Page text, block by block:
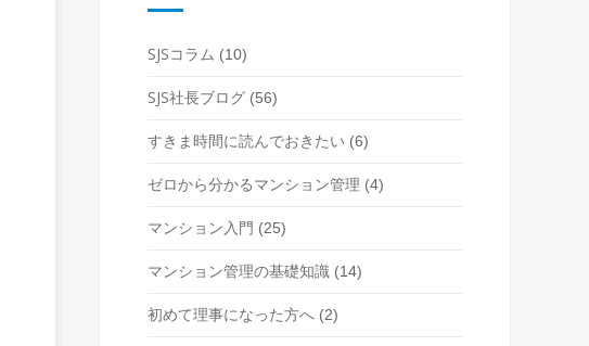
SJSコラム (10)
SJS社長ブログ(56)
すきま時間に読んでおきたい (6)
ゼロから分かるマンション管理 (4)
マンション入門 (25)
マンション管理の基礎知識 (14)
初めて理事になった方へ(2)